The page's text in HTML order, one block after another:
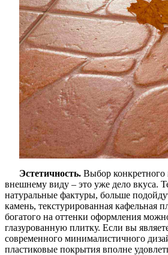
Эстетичность. Выбор конкретного
внешнему виду – это уже дело вкуса.
натуральные фактуры, больше
камень, текстурированная кафельная
богатого на оттенки оформления
глазурованную плитку. Если вы
современного минималистичного
пластиковые покрытия вполне